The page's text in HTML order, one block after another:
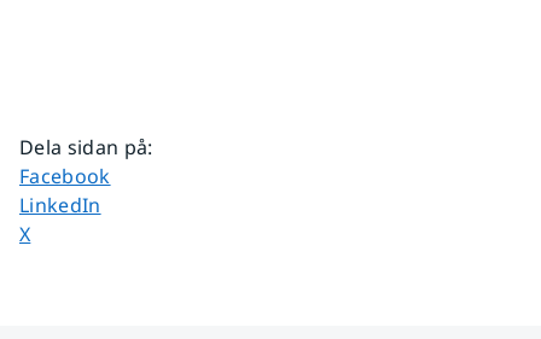
Dela sidan på:
Dela sidan på
Facebook
Dela sidan på
LinkedIn
Dela sidan på
X